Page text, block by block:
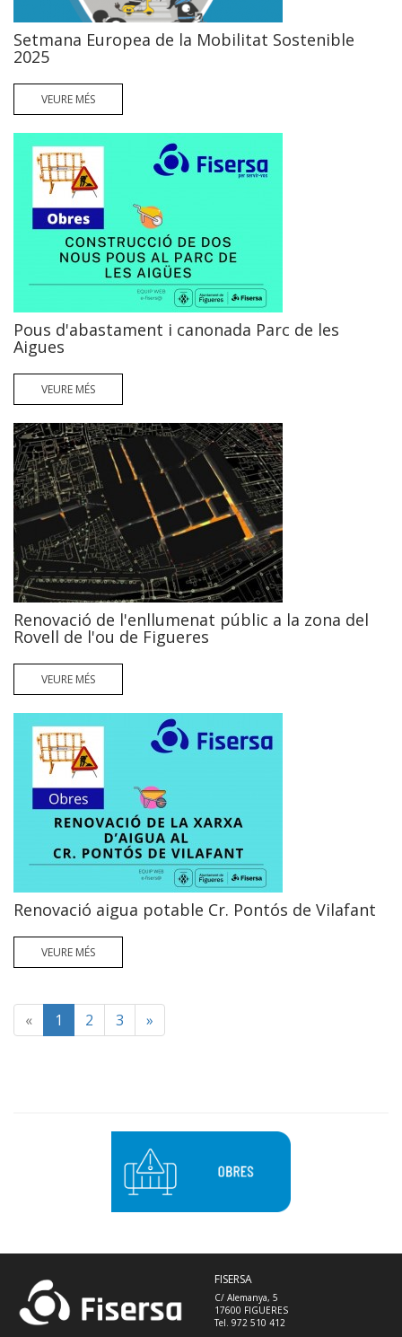
Setmana Europea de la Mobilitat Sostenible
2025
VEURE MÉS
Pous d'abastament i canonada Parc de les
Aigues
VEURE MÉS
Renovació de l'enllumenat públic a la zona del
Rovell de l'ou de Figueres
VEURE MÉS
Renovació aigua potable Cr. Pontós de Vilafant
VEURE MÉS
« 1 2 3 »
FISERSA
C/ Alemanya, 5
17600 FIGUERES
Tel. 972 510 412